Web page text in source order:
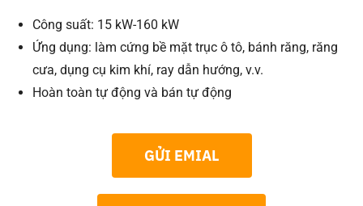
Công suất: 15 kW-160 kW
Ứng dụng: làm cứng bề mặt trục ô tô, bánh răng, răng
cưa, dụng cụ kim khí, ray dẫn hướng, v.v.
Hoàn toàn tự động và bán tự động
GỬI EMIAL